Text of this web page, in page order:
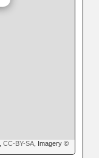
CC-BY-SA , Imagery ©